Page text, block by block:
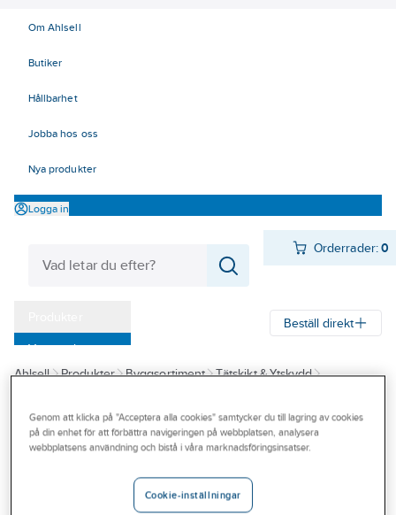
Om Ahlsell
Butiker
Hållbarhet
Jobba hos oss
Nya produkter
Logga in
Orderrader:0
Varumärken
Kampanjer
Outlet
Branscher
Beställ direkt
Ahlsell Produkter Byggsortiment
Tätskikt & Ytskydd
ARDEX
Rörmanschett
SRM 80-110
RÖRMANSCHETT
Genom att klicka på "Acceptera alla cookies" samtycker du till lagring av cookies
på din enhet för att förbättra navigeringen på webbplatsen, analysera
webbplatsens användning och bistå i våra marknadsföringsinsatser.
Cookie-inställningar